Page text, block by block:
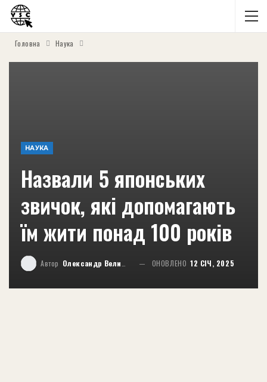
Головна Наука
НАУКА
Назвали 5 японських
звичок, які допомагають
їм жити понад 100 років
Автор Олександр Великий ОНОВЛЕНО 12 СІЧ, 2025